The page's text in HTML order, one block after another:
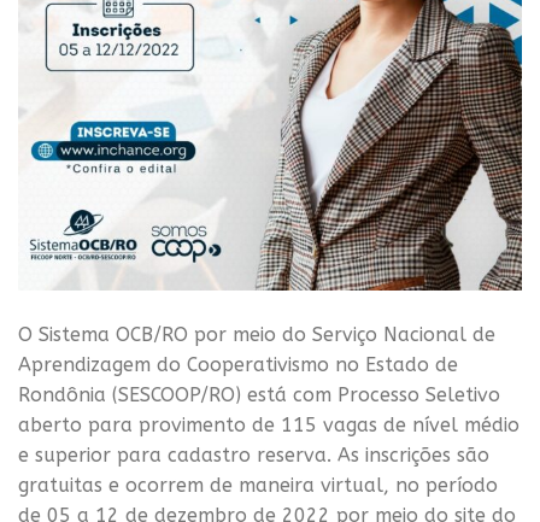
O Sistema OCB/RO por meio do Serviço Nacional de
Aprendizagem do Cooperativismo no Estado de
Rondônia (SESCOOP/RO) está com Processo Seletivo
aberto para provimento de 115 vagas de nível médio
e superior para cadastro reserva. As inscrições são
gratuitas e ocorrem de maneira virtual, no período
de 05 a 12 de dezembro de 2022 por meio do site do